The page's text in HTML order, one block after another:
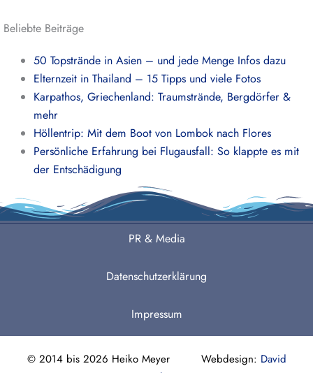
Beliebte Beiträge
50 Topstrände in Asien – und jede Menge Infos dazu
Elternzeit in Thailand – 15 Tipps und viele Fotos
Karpathos, Griechenland: Traumstrände, Bergdörfer &
mehr
Höllentrip: Mit dem Boot von Lombok nach Flores
Persönliche Erfahrung bei Flugausfall: So klappte es mit
der Entschädigung
PR & Media
Datenschutzerklärung
Impressum
© 2014 bis 2026 Heiko Meyer Webdesign: David